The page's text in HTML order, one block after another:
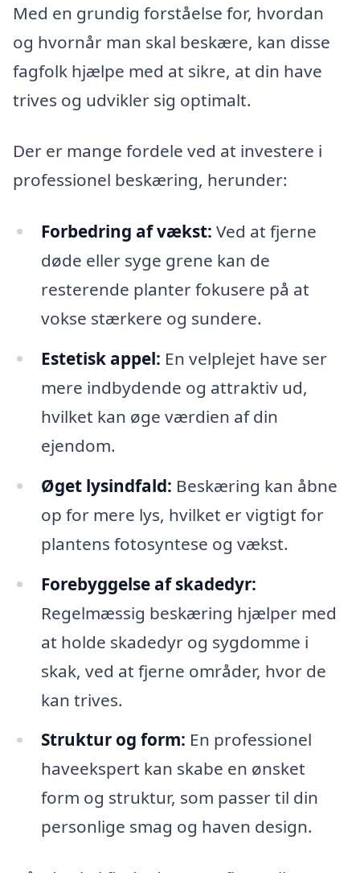
Med en grundig forståelse for, hvordan
og hvornår man skal beskære, kan disse
fagfolk hjælpe med at sikre, at din have
trives og udvikler sig optimalt.
Der er mange fordele ved at investere i
professionel beskæring, herunder:
Forbedring af vækst: Ved at fjerne
døde eller syge grene kan de
resterende planter fokusere på at
vokse stærkere og sundere.
Estetisk appel: En velplejet have ser
mere indbydende og attraktiv ud,
hvilket kan øge værdien af din
ejendom.
Øget lysindfald: Beskæring kan åbne
op for mere lys, hvilket er vigtigt for
plantens fotosyntese og vækst.
Forebyggelse af skadedyr:
Regelmæssig beskæring hjælper med
at holde skadedyr og sygdomme i
skak, ved at fjerne områder, hvor de
kan trives.
Struktur og form: En professionel
haveekspert kan skabe en ønsket
form og struktur, som passer til din
personlige smag og haven design.